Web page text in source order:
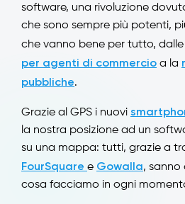
software, una rivoluzione
che sono sempre più potenti,
che vanno bene per tutto, dalle
per agenti di commercio a la
pubbliche.
Grazie al GPS i nuovi
la nostra posizione ad un
su una mappa: tutti, grazie a
FourSquare e Gowalla, sanno
cosa facciamo in ogni